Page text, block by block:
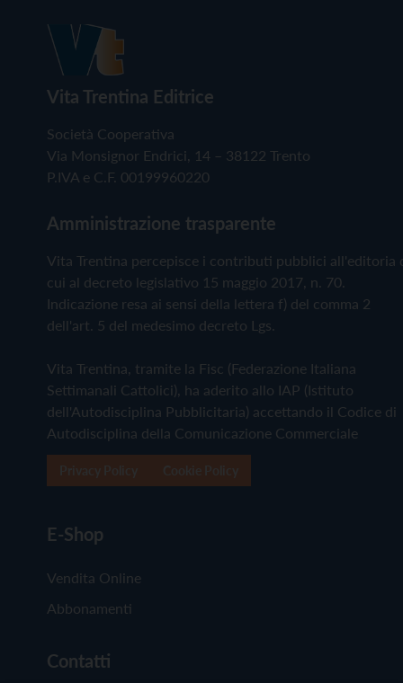
Vita Trentina Editrice
Società Cooperativa
Via Monsignor Endrici, 14 – 38122 Trento
P.IVA e C.F. 00199960220
Amministrazione trasparente
Vita Trentina percepisce i contributi pubblici all'editoria
cui al decreto legislativo 15 maggio 2017, n. 70.
Indicazione resa ai sensi della lettera f) del comma 2
dell'art. 5 del medesimo decreto Lgs.
Vita Trentina, tramite la Fisc (Federazione Italiana
Settimanali Cattolici), ha aderito allo IAP (Istituto
dell'Autodisciplina Pubblicitaria) accettando il Codice di
Autodisciplina della Comunicazione Commerciale
E-Shop
Vendita Online
Abbonamenti
Contatti